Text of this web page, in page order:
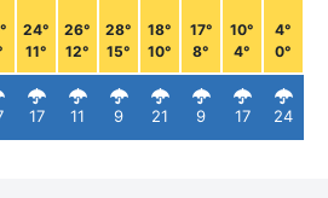
24°
11°
17
26°
12°
11
28°
15°
9
18°
10°
21
17°
8°
9
10°
4°
17
4°
0°
24